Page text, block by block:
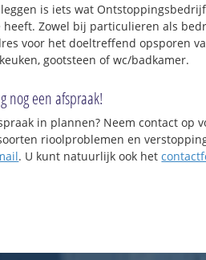
is iets wat
heeft. Zowel bij particulieren als
voor het doeltreffend opsporen
gootsteen of wc/badkamer.
nog een afspraak!
in plannen? Neem contact op
rioolproblemen en
. U kunt natuurlijk ook het